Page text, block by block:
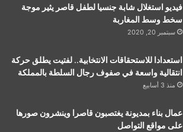
فيديو استغلال شابة جنسيا لطفل قاصر يثير موجة
سخط وسط المغاربة
سبتمبر 20, 2020
استعدادا للاستحقاقات الانتخابية.. لفتيت يطلق حركة
انتقالية واسعة في صفوف رجال السلطة بالمملكة
منذ 3 أسابيع
عمال بناء بمديونة يغتصبون قاصرا وينشرون صورها
على مواقع التواصل